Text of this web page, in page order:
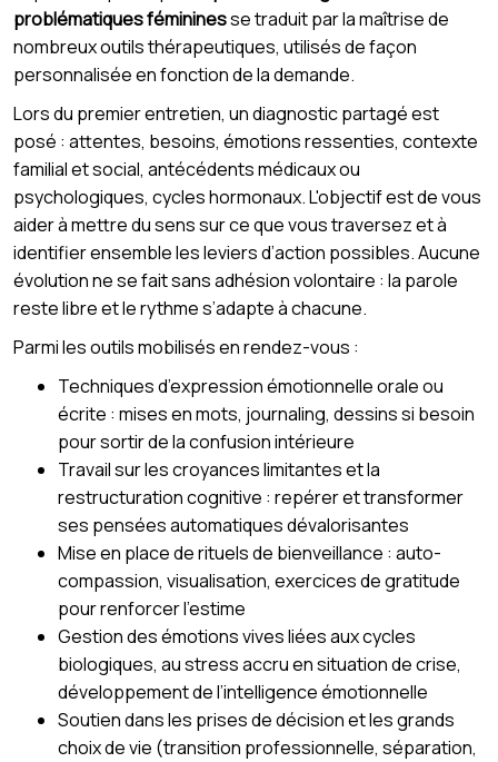
problématiques fémininesse traduit par la maîtrise de
nombreux outils thérapeutiques, utilisés de façon
personnalisée en fonction de la demande.
Lors du premier entretien, un diagnostic partagé est
posé : attentes, besoins, émotions ressenties, contexte
familial et social, antécédents médicaux ou
psychologiques, cycles hormonaux. L'objectif est de vous
aider à mettre du sens sur ce que vous traversez et à
identifier ensemble les leviers d’action possibles. Aucune
évolution ne se fait sans adhésion volontaire : la parole
reste libre et le rythme s’adapte à chacune.
Parmi les outils mobilisés en rendez-vous :
Techniques d’expression émotionnelle orale ou
écrite : mises en mots, journaling, dessins si besoin
pour sortir de la confusion intérieure
Travail sur les croyances limitantes et la
restructuration cognitive : repérer et transformer
ses pensées automatiques dévalorisantes
Mise en place de rituels de bienveillance : auto-
compassion, visualisation, exercices de gratitude
pour renforcer l’estime
Gestion des émotions vives liées aux cycles
biologiques, au stress accru en situation de crise,
développement de l’intelligence émotionnelle
Soutien dans les prises de décision et les grands
choix de vie (transition professionnelle, séparation,